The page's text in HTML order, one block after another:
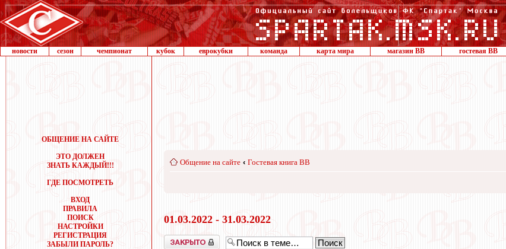
новости сезон чемпионат кубок еврокубки команда карта мира магазин ВВ гостевая ВВ
ОБЩЕНИЕ НА САЙТЕ
ЭТО ДОЛЖЕН
ЗНАТЬ КАЖДЫЙ!!!
ГДЕ ПОСМОТРЕТЬ
ВХОД
ПРАВИЛА
ПОИСК
НАСТРОЙКИ
РЕГИСТРАЦИЯ
ЗАБЫЛИ ПАРОЛЬ?
Общение на сайте ‹ Гостевая книга ВВ
01.03.2022 - 31.03.2022
Закрыто